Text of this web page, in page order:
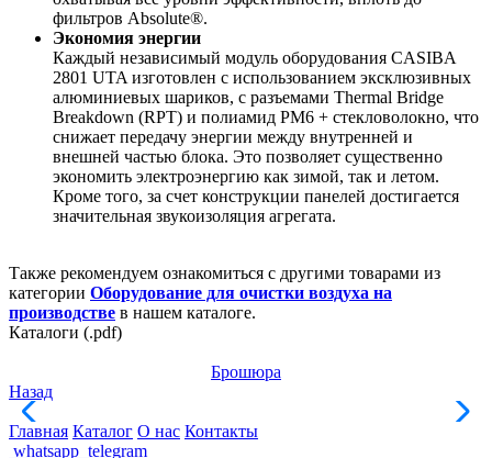
фильтров Absolute®.
Экономия энергии
Каждый независимый модуль оборудования CASIBA
2801 UTA изготовлен с использованием эксклюзивных
алюминиевых шариков, с разъемами Thermal Bridge
Breakdown (RPT) и полиамид PM6 + стекловолокно, что
снижает передачу энергии между внутренней и
внешней частью блока. Это позволяет существенно
экономить электроэнергию как зимой, так и летом.
Кроме того, за счет конструкции панелей достигается
значительная звукоизоляция агрегата.
Также рекомендуем ознакомиться с другими товарами из
категории Оборудование для очистки воздуха на
производстве в нашем каталоге.
Каталоги (.pdf)
Брошюра
Назад
Главная Каталог О нас Контакты
whatsapp telegram